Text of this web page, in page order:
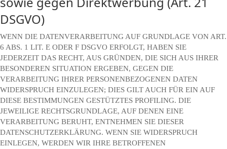
DSGVO)
WENN DIE DATENVERARBEITUNG AUF GRUNDLAGE VON ART.
6 ABS. 1 LIT. E ODER F DSGVO ERFOLGT, HABEN SIE
JEDERZEIT DAS RECHT, AUS GRÜNDEN, DIE SICH AUS IHRER
BESONDEREN SITUATION ERGEBEN, GEGEN DIE
VERARBEITUNG IHRER PERSONENBEZOGENEN DATEN
WIDERSPRUCH EINZULEGEN; DIES GILT AUCH FÜR EIN AUF
DIESE BESTIMMUNGEN GESTÜTZTES PROFILING. DIE
JEWEILIGE RECHTSGRUNDLAGE, AUF DENEN EINE
VERARBEITUNG BERUHT, ENTNEHMEN SIE DIESER
DATENSCHUTZERKLÄRUNG. WENN SIE WIDERSPRUCH
EINLEGEN, WERDEN WIR IHRE BETROFFENEN